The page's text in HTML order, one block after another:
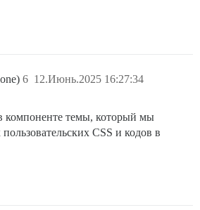
12.Июнь.2025 16:27:34
6
компоненте темы, который мы
CSS и кодов в